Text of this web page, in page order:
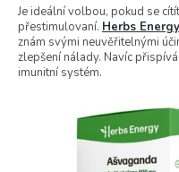
Je ideální volbou, pokud se
přestimulovaní. Herbs
znám svými neuvěřitelnými
zlepšení nálady. Navíc
imunitní systém.